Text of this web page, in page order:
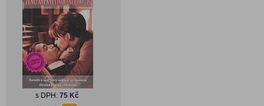
s DPH:75 Kč